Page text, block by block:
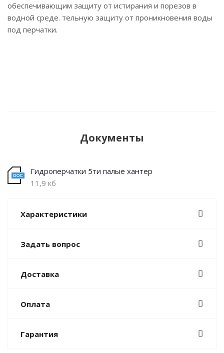
обеспечивающим защиту от истирания и порезов в
водной среде. тельную защиту от проникновения воды
под перчатки.
Документы
Гидроперчатки 5ти палые хантер
11,9 кб
Характеристики
Задать вопрос
Доставка
Оплата
Гарантия